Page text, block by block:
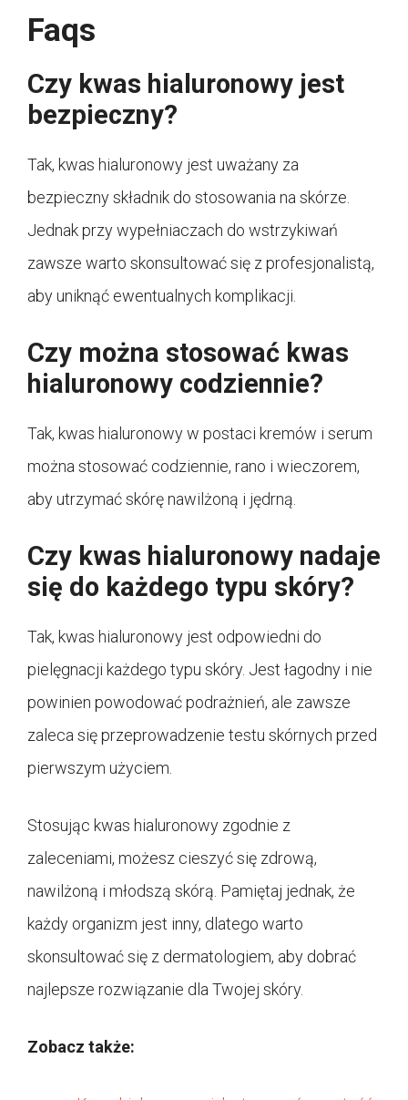
Faqs
Czy kwas hialuronowy jest
bezpieczny?
Tak, kwas hialuronowy jest uważany za
bezpieczny składnik do stosowania na skórze.
Jednak przy wypełniaczach do wstrzykiwań
zawsze warto skonsultować się z profesjonalistą,
aby uniknąć ewentualnych komplikacji.
Czy można stosować kwas
hialuronowy codziennie?
Tak, kwas hialuronowy w postaci kremów i serum
można stosować codziennie, rano i wieczorem,
aby utrzymać skórę nawilżoną i jędrną.
Czy kwas hialuronowy nadaje
się do każdego typu skóry?
Tak, kwas hialuronowy jest odpowiedni do
pielęgnacji każdego typu skóry. Jest łagodny i nie
powinien powodować podrażnień, ale zawsze
zaleca się przeprowadzenie testu skórnych przed
pierwszym użyciem.
Stosując kwas hialuronowy zgodnie z
zaleceniami, możesz cieszyć się zdrową,
nawilżoną i młodszą skórą. Pamiętaj jednak, że
każdy organizm jest inny, dlatego warto
skonsultować się z dermatologiem, aby dobrać
najlepsze rozwiązanie dla Twojej skóry.
Zobacz także: